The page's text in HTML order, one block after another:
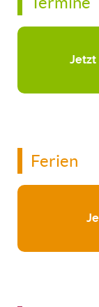
Jetzt
Ferien